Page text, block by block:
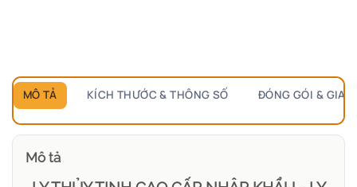
MÔ TẢ KÍCH THƯỚC & THÔNG SỐ ĐÓNG GÓI & GIAO
Mô tả